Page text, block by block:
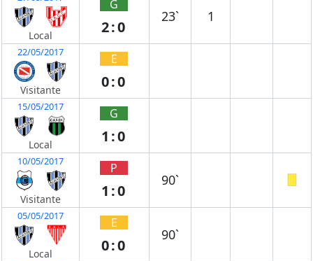
Local
G
2:0
23` 1
22/05/2017
Visitante
E
0:0
15/05/2017
Local
G
1:0
10/05/2017
Visitante
P
1:0
90`
05/05/2017
Local
E
0:0
90`